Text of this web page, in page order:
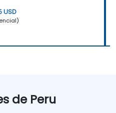
USD
de Peru